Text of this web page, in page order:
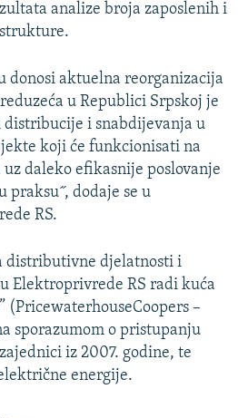
analize broja zaposlenih i
donosi aktuelna reorganizacija
u Republici Srpskoj je
i snabdijevanja u
koji će funkcionisati na
daleko efikasnije poslovanje
praksu˝, dodaje se u
RS.
distributivne djelatnosti i
Elektroprivrede RS radi kuća
(PricewaterhouseCoopers –
sporazumom o pristupanju
iz 2007. godine, te
energije.